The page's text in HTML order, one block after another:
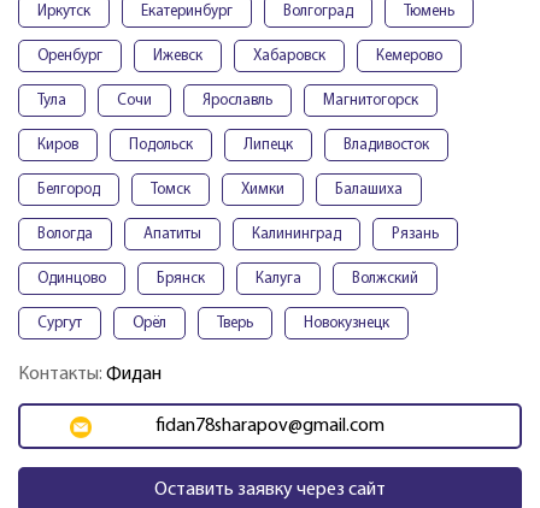
Иркутск Екатеринбург Волгоград Тюмень
Оренбург Ижевск Хабаровск Кемерово
Тула Сочи Ярославль Магнитогорск
Киров Подольск Липецк Владивосток
Белгород Томск Химки Балашиха
Вологда Апатиты Калининград Рязань
Одинцово Брянск Калуга Волжский
Сургут Орёл Тверь Новокузнецк
Контакты: Фидан
fidan78sharapov@gmail.com
Оставить заявку через сайт